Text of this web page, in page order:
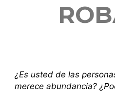
¿Es usted de las
merece abundancia?